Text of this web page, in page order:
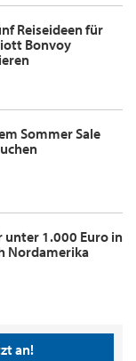
Reiseideen für
Bonvoy
Sommer Sale
1.000 Euro in
Nordamerika
an!